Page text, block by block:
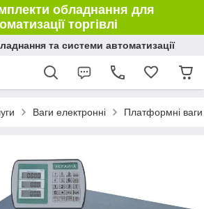
обладнання для
торгівлі
та системи автоматизації
Ваги електронні Платформні ваги